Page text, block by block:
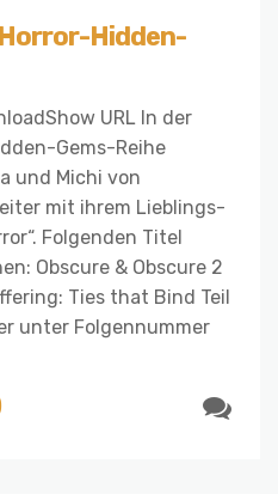
Hidden-
URL In der
Gems-Reihe
und Michi von
mit ihrem Lieblings-
Folgenden Titel
Obscure & Obscure 2
Ties that Bind Teil
unter Folgennummer